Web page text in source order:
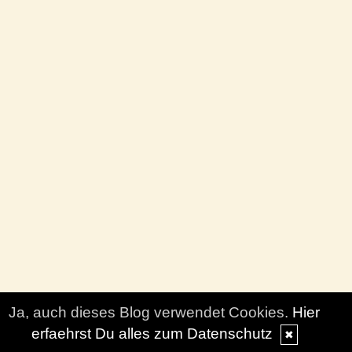
Ja, auch dieses Blog verwendet Cookies. Hier
erfaehrst Du alles zum Datenschutz
✖